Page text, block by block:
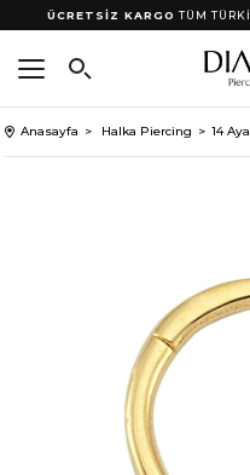
ÜCRETSİZ KARGO TÜM
Anasayfa Halka Piercing 14